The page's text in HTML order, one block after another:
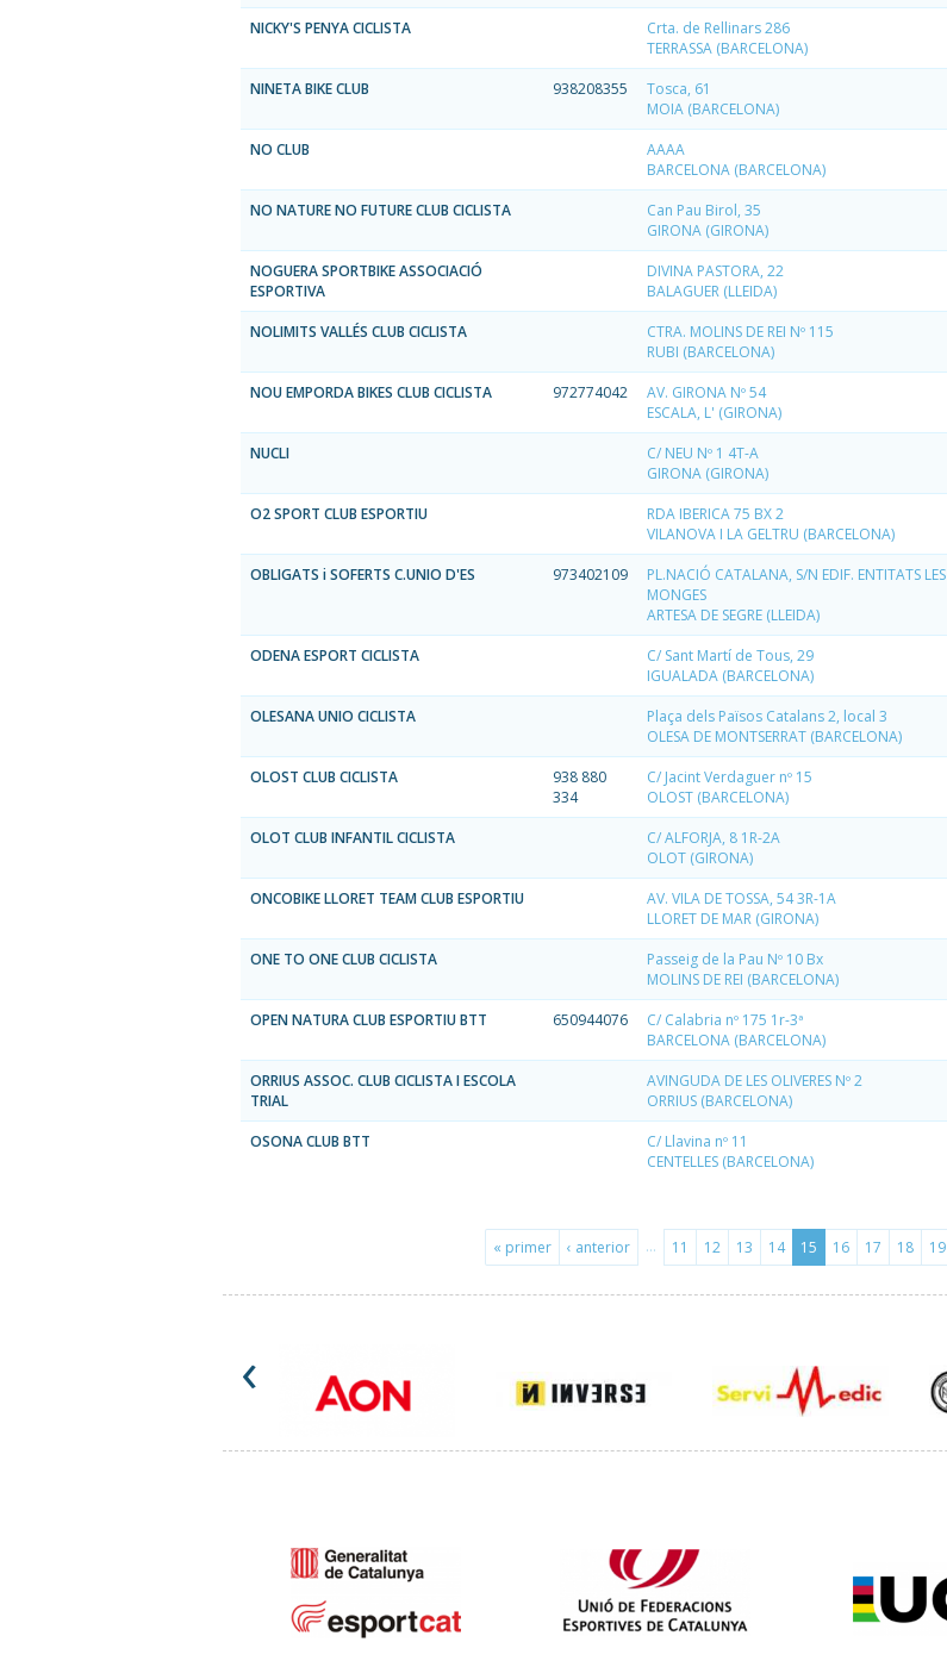
NICKY'S PENYA CICLISTA
Crta. de Rellinars 286
TERRASSA (BARCELONA)
NINETA BIKE CLUB
938208355
Tosca, 61
MOIA (BARCELONA)
NO CLUB
AAAA
BARCELONA (BARCELONA)
NO NATURE NO FUTURE CLUB CICLISTA
Can Pau Birol, 35
GIRONA (GIRONA)
NOGUERA SPORTBIKE ASSOCIACIÓ
ESPORTIVA
DIVINA PASTORA, 22
BALAGUER (LLEIDA)
NOLIMITS VALLÉS CLUB CICLISTA
CTRA. MOLINS DE REI Nº 115
RUBI (BARCELONA)
NOU EMPORDA BIKES CLUB CICLISTA 972774042
AV. GIRONA Nº 54
ESCALA, L' (GIRONA)
NUCLI
C/ NEU Nº 1 4T-A
GIRONA (GIRONA)
O2 SPORT CLUB ESPORTIU
RDA IBERICA 75 BX 2
VILANOVA I LA GELTRU (BARCELONA)
OBLIGATS i SOFERTS C.UNIO D'ES 973402109
PL.NACIÓ CATALANA, S/N EDIF. ENTITATS LES
MONGES
ARTESA DE SEGRE (LLEIDA)
ODENA ESPORT CICLISTA
C/ Sant Martí de Tous, 29
IGUALADA (BARCELONA)
OLESANA UNIO CICLISTA
Plaça dels Països Catalans 2, local 3
OLESA DE MONTSERRAT (BARCELONA)
OLOST CLUB CICLISTA
938 880
334
C/ Jacint Verdaguer nº 15
OLOST (BARCELONA)
OLOT CLUB INFANTIL CICLISTA
C/ ALFORJA, 8 1R-2A
OLOT (GIRONA)
ONCOBIKE LLORET TEAM CLUB ESPORTIU
AV. VILA DE TOSSA, 54 3R-1A
LLORET DE MAR (GIRONA)
ONE TO ONE CLUB CICLISTA
Passeig de la Pau Nº 10 Bx
MOLINS DE REI (BARCELONA)
OPEN NATURA CLUB ESPORTIU BTT 650944076
C/ Calabria nº 175 1r-3ª
BARCELONA (BARCELONA)
ORRIUS ASSOC. CLUB CICLISTA I ESCOLA
TRIAL
AVINGUDA DE LES OLIVERES Nº 2
ORRIUS (BARCELONA)
OSONA CLUB BTT
C/ Llavina nº 11
CENTELLES (BARCELONA)
« primer ‹ anterior … 11 12 13 14 15 16 17 18 19
‹